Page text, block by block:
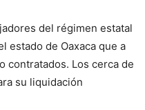
del régimen estatal
estado de Oaxaca que a
contratados. Los cerca de
su liquidación